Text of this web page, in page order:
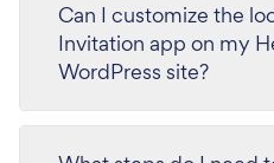
Can I customize the
Invitation app on my
WordPress site?